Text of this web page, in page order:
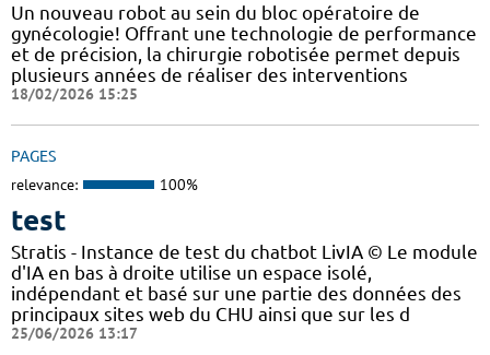
Un nouveau robot au sein du bloc opératoire de
gynécologie! Offrant une technologie de performance
et de précision, la chirurgie robotisée permet depuis
plusieurs années de réaliser des interventions
18/02/2026 15:25
PAGES
relevance: 100%
test
Stratis - Instance de test du chatbot LivIA © Le module
d'IA en bas à droite utilise un espace isolé,
indépendant et basé sur une partie des données des
principaux sites web du CHU ainsi que sur les d
25/06/2026 13:17